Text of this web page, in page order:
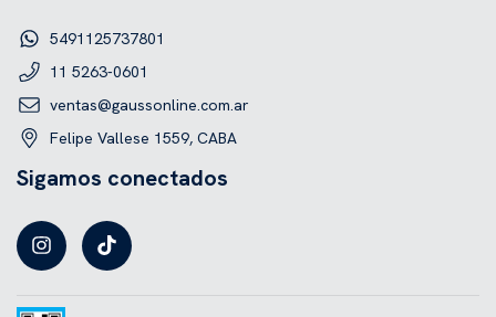
5491125737801
11 5263-0601
ventas@gaussonline.com.ar
Felipe Vallese 1559, CABA
Sigamos conectados